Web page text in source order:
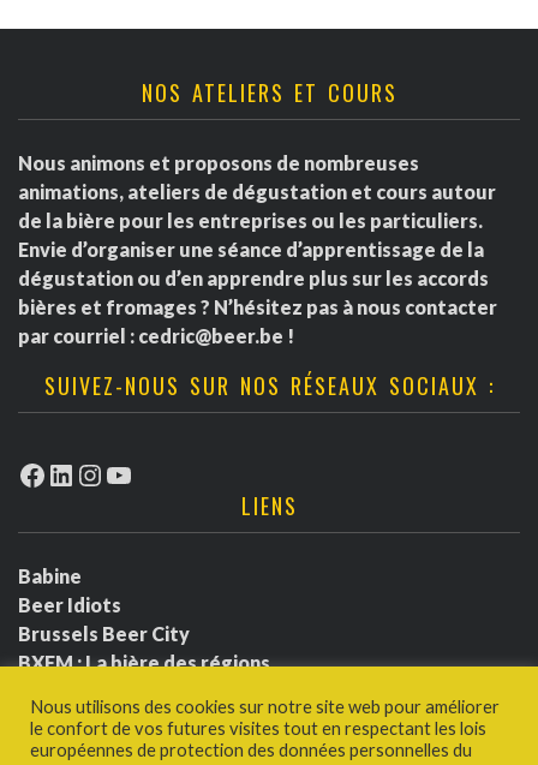
NOS ATELIERS ET COURS
Nous animons et proposons de nombreuses
animations, ateliers de dégustation et cours autour
de la bière pour les entreprises ou les particuliers.
Envie d’organiser une séance d’apprentissage de la
dégustation ou d’en apprendre plus sur les accords
bières et fromages ? N’hésitez pas à nous contacter
par courriel : cedric@beer.be !
SUIVEZ-NOUS SUR NOS RÉSEAUX SOCIAUX :
Facebook
LinkedIn
Instagram
YouTube
LIENS
Babine
Beer Idiots
Brussels Beer City
BXFM : La bière des régions
Ludotium
Politique de confidentialité
Nous utilisons des cookies sur notre site web pour améliorer
le confort de vos futures visites tout en respectant les lois
européennes de protection des données personnelles du